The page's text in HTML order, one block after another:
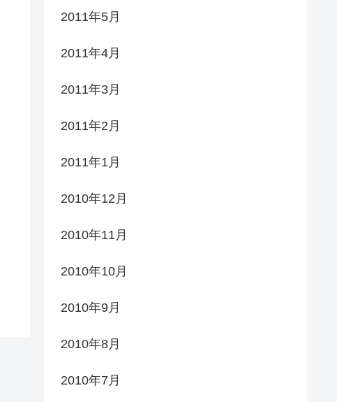
2011年5月
2011年4月
2011年3月
2011年2月
2011年1月
2010年12月
2010年11月
2010年10月
2010年9月
2010年8月
2010年7月